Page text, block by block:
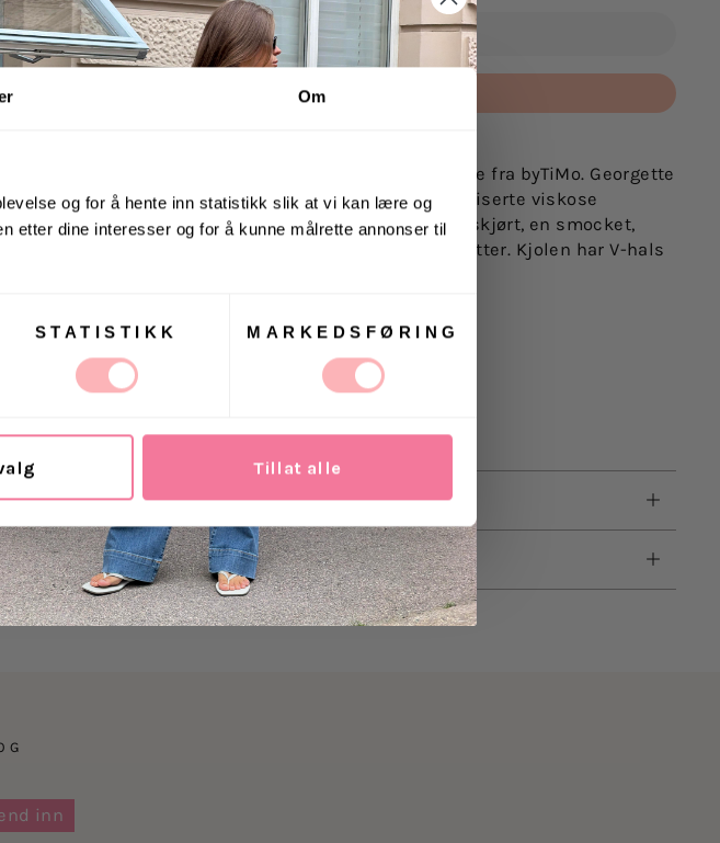
Om
og for å hente inn statistikk slik at vi kan lære og
etter dine interesser og for å kunne målrette annonser til
STATISTIKK MARKEDSFØRING
Tillat alle
VELG
VELG
UTSOLGT
Betal med
Georgette Mini Dress fra byTiMo. Nydelig minikjole fra byTiMo. Georgette
Mini Dress er kuttet i byTiMos delikate FSC-sertifiserte viskose
georgette kvalitet. Georgette Mini Dresshar kort skjørt, en smocket,
smal midje og lange ermer med stramme mansjetter. Kjolen har V-hals
- FSC-sertifisert viskose
- Kort lengde
- Smocket, tilpasset midje
Materiale: 100% FSC-sertifisert viskose
Levering
Retur
inn